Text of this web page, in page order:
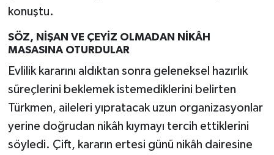
konuştu.
SÖZ, NİŞAN VE ÇEYİZ OLMADAN NİKÂH
MASASINA OTURDULAR
Evlilik kararını aldıktan sonra geleneksel hazırlık
süreçlerini beklemek istemediklerini belirten
Türkmen, aileleri yıpratacak uzun organizasyonlar
yerine doğrudan nikâh kıymayı tercih ettiklerini
söyledi. Çift, kararın ertesi günü nikâh dairesine